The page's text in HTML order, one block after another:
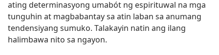
ating determinasyong umabót ng espirituwal na mga
tunguhin at magbabantay sa atin laban sa anumang
tendensiyang sumuko. Talakayin natin ang ilang
halimbawa nito sa ngayon.